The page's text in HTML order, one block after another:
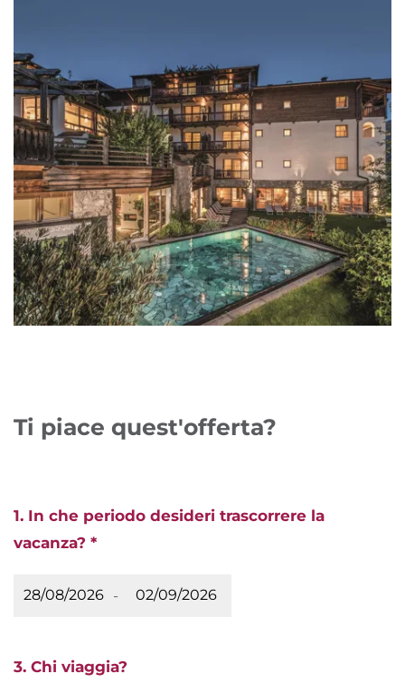
Ti piace quest'offerta?
1. In che periodo desideri trascorrere la
vacanza? *
-
3. Chi viaggia?